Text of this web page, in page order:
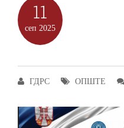
11
сеп 2025
ГДРС ОПШТЕ